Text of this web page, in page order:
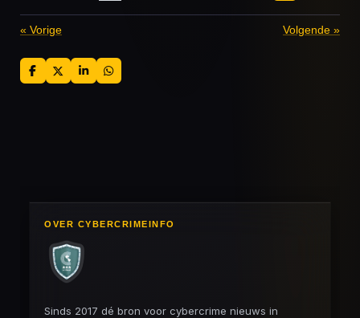
« Vorige Volgende »
D
e
D
e
S
h
D
e
OVER CYBERCRIMEINFO
Sinds 2017 dé bron voor cybercrime nieuws in